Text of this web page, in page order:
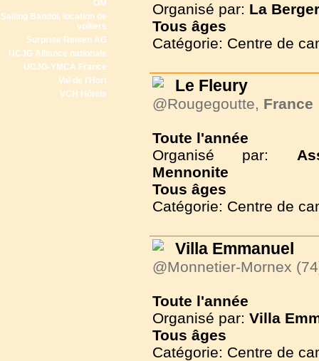
OM
Sailing Bandol, location de
voiliers
Surprise Reisen AG
UCJG Alliance nationale
UCJG-YMCA France
Val de l'Hort
VCH Hôtels
Organisé par: La
Tous âges
Catégorie: Centre de
Le Fleury
@Rougegoutte, France
Toute l'année
Organisé par:
Mennonite
Tous âges
Catégorie: Centre de
Villa Emmanuel
@Monnetier-Mornex
Toute l'année
Organisé par: Villa
Tous âges
Catégorie: Centre de